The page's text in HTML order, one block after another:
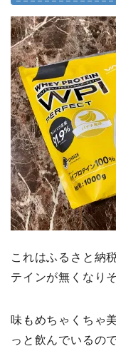
これはふるさと納
テインが無くなり
味もめちゃくちゃ
っと飲んでいるの